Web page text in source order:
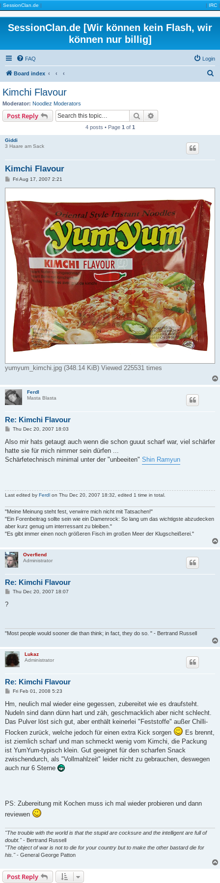
| SessionClan.de | | IRC |
SessionClan.de [Wir können kein Flash, wir
können nur billig]
FAQ Login
Board index
Kimchi Flavour
Moderator: Noodlez Moderators
Post Reply Search
4 posts • Page 1 of 1
Giddi
3 Haare am Sack
Kimchi Flavour
PFri Aug 17, 2007 2:21
yumyum_kimchi.jpg (348.14 KiB) Viewed 225531 times
Ferdl
Masta Blasta
Re: Kimchi Flavour
P
s
Thu Dec 20, 2007 18:03
Also mir hats getaugt auch wenn die schon guuut scharf war, viel schärfer
hatte sie für mich nimmer sein dürfen ...
Schärfetechnisch minimal unter der "unbeeiten" Shin Ramyun
Last edited by Ferdl on Thu Dec 20, 2007 18:32, edited 1 time in total.
"Meine Meinung steht fest, verwirre mich nicht mit Tatsachen!"
"Ein Forenbeitrag sollte sein wie ein Damenrock: So lang um das wichtigste abzudecken
aber kurz genug um interressant zu bleiben."
"Es gibt immer einen noch größeren Fisch im großen Meer der Klugscheißerei."
Overfiend
Administrator
Re: Kimchi Flavour
PThu Dec 20, 2007 18:07
?
"Most people would sooner die than think; in fact, they do so. " - Bertrand Russell
Lukaz
Administrator
Re: Kimchi Flavour
P
s
Fri Feb 01, 2008 5:23
Hm, neulich mal wieder eine gegessen, zubereitet wie es draufsteht.
Nudeln sind dann dünn hart und zäh, geschmacklich aber nicht schlecht.
Das Pulver löst sich gut, aber enthält keinerlei "Feststoffe" außer Chilli-
Flocken zurück, welche jedoch für einen extra Kick sorgen
Es brennt,
ist ziemlich scharf und man schmeckt wenig vom Kimchi, die Packung
ist YumYum-typisch klein. Gut geeignet für den scharfen Snack
zwischendurch, als "Vollmahlzeit" leider nicht zu gebrauchen, deswegen
auch nur 6 Sterne
PS: Zubereitung mit Kochen muss ich mal wieder probieren und dann
reviewen
"The trouble with the world is that the stupid are cocksure and the intelligent are full of
doubt."- Bertrand Russell
"The object of war is not to die for your country but to make the other bastard die for
his."- General George Patton
Post Reply